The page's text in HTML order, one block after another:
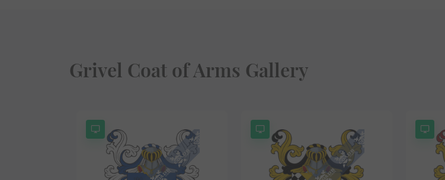
Grivel Coat of Arms Gallery